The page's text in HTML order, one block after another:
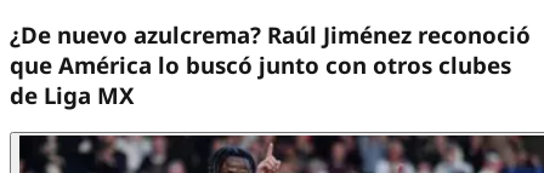
¿De nuevo azulcrema? Raúl Jiménez reconoció
que América lo buscó junto con otros clubes
de Liga MX